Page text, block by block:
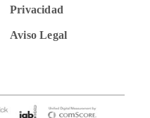
Privacidad
Aviso Legal